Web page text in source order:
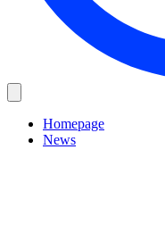
Homepage
News